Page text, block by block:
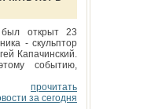
открыт 23
- скульптор
Капачинский.
событию,
прочитать
за сегодня